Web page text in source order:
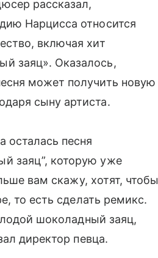
рассказал,
Нарцисса относится
включая хит
заяц». Оказалось,
может получить новую
сыну артиста.
осталась песня
заяц”, которую уже
вам скажу, хотят, чтобы
то есть сделать ремикс.
шоколадный заяц,
директор певца.